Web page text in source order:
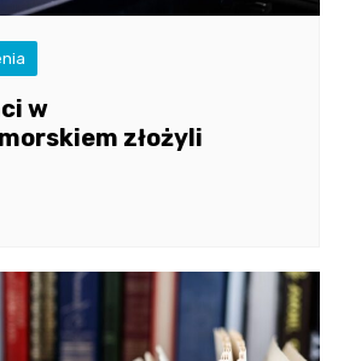
w
złożyli